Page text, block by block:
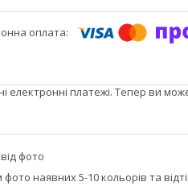
електронні платежі. Тепер ви
фото
наявних 5-10 кольорів та